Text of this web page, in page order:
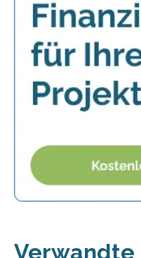
Verwandte